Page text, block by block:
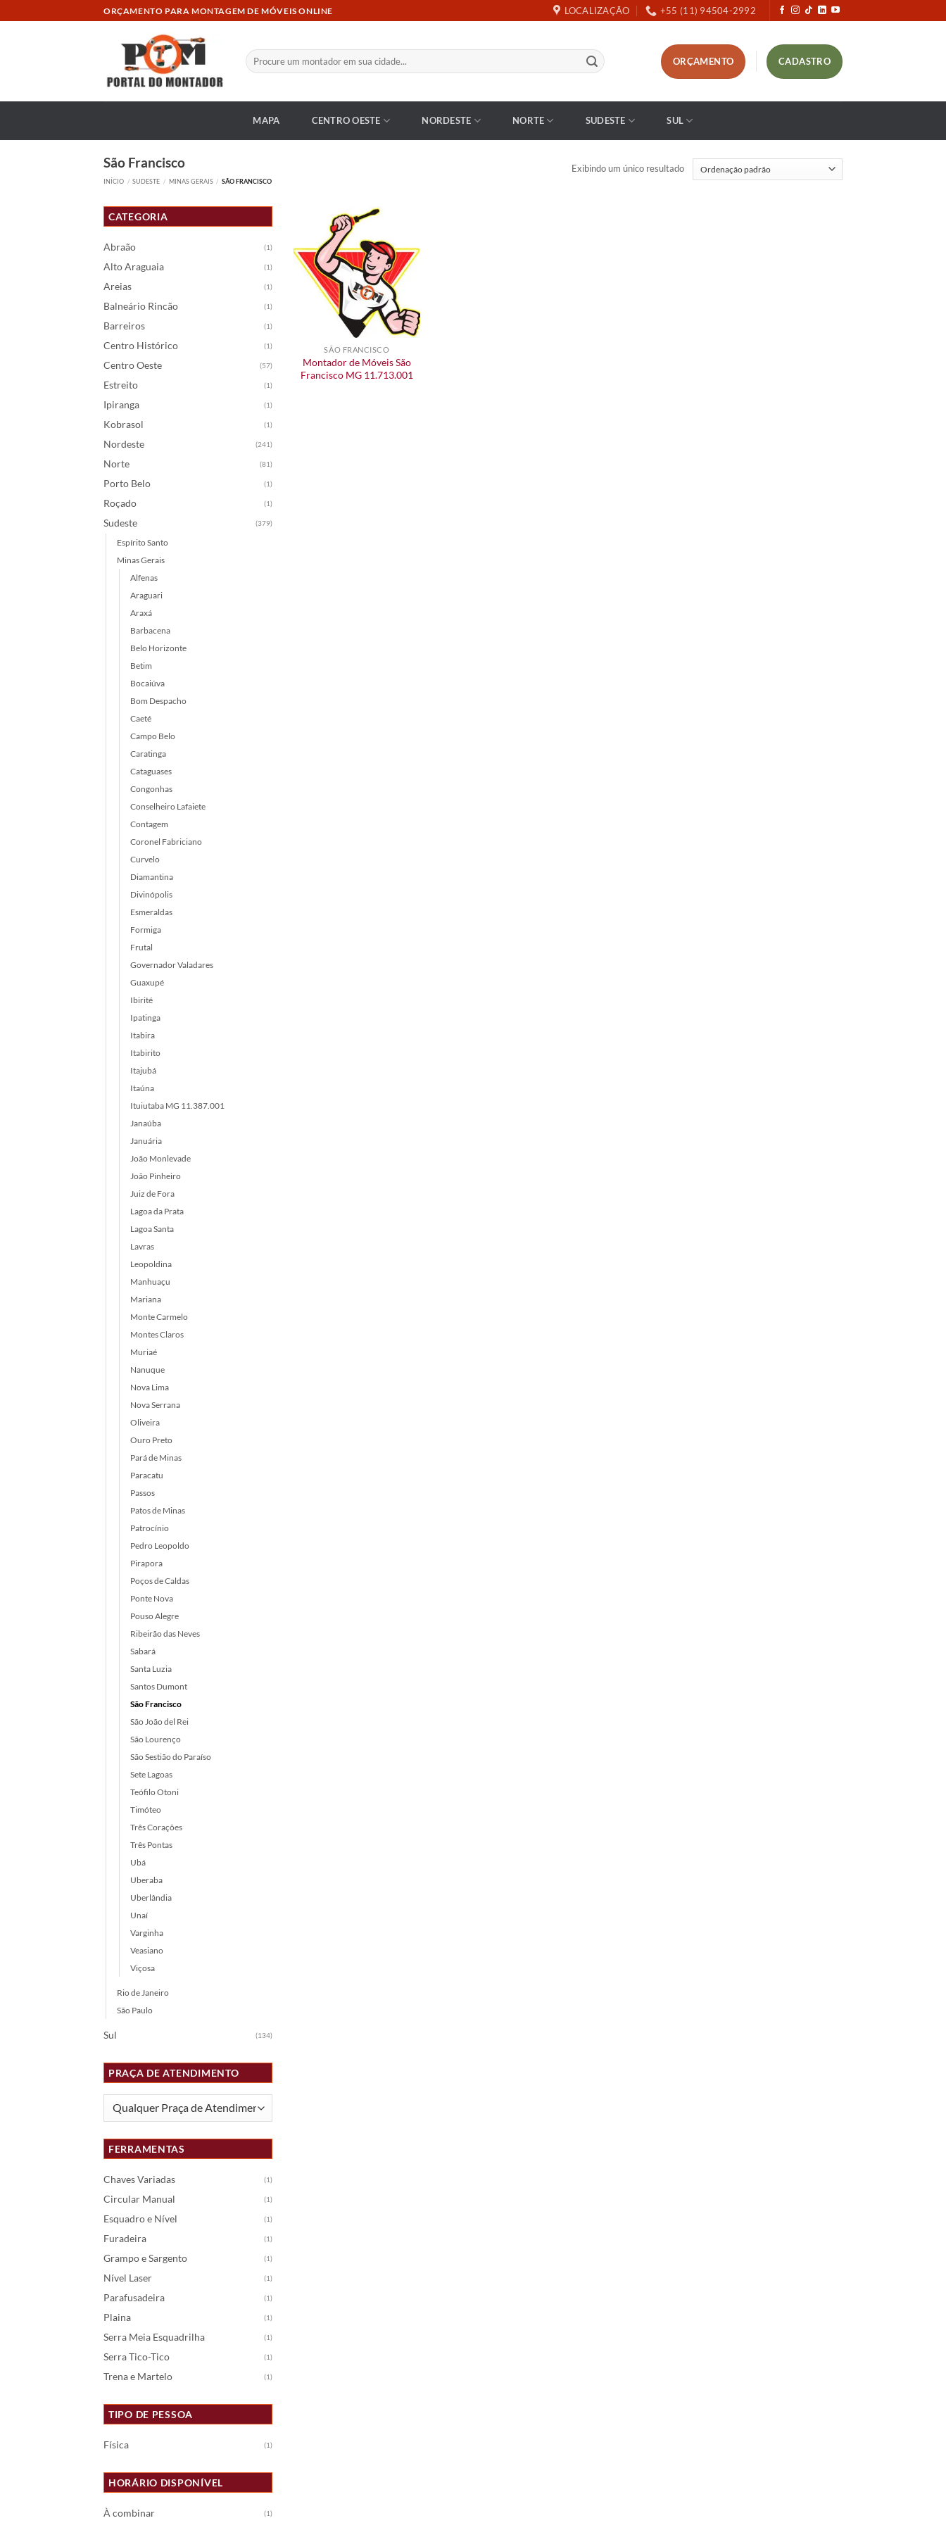
to
ORÇAMENTO PARA MONTAGEM DE MÓVEIS ONLINE LOCALIZAÇÃO +55 (11) 94504-2992
Pesquisar
por:
ORÇAMENTO CADASTRO
MAPA CENTRO OESTE NORDESTE NORTE SUDESTE SUL
São Francisco
INÍCIO / SUDESTE / MINAS GERAIS / SÃO FRANCISCO
Exibindo um único resultado
CATEGORIA
Abraão (1)
Alto Araguaia (1)
Areias (1)
Balneário Rincão (1)
Barreiros (1)
Centro Histórico (1)
Centro Oeste (57)
Estreito (1)
Ipiranga (1)
Kobrasol (1)
Nordeste (241)
Norte (81)
Porto Belo (1)
Roçado (1)
Sudeste (379)
Espírito Santo
Minas Gerais
Alfenas
Araguari
Araxá
Barbacena
Belo Horizonte
Betim
Bocaiúva
Bom Despacho
Caeté
Campo Belo
Caratinga
Cataguases
Congonhas
Conselheiro Lafaiete
Contagem
Coronel Fabriciano
Curvelo
Diamantina
Divinópolis
Esmeraldas
Formiga
Frutal
Governador Valadares
Guaxupé
Ibirité
Ipatinga
Itabira
Itabirito
Itajubá
Itaúna
Ituiutaba MG 11.387.001
Janaúba
Januária
João Monlevade
João Pinheiro
Juiz de Fora
Lagoa da Prata
Lagoa Santa
Lavras
Leopoldina
Manhuaçu
Mariana
Monte Carmelo
Montes Claros
Muriaé
Nanuque
Nova Lima
Nova Serrana
Oliveira
Ouro Preto
Pará de Minas
Paracatu
Passos
Patos de Minas
Patrocínio
Pedro Leopoldo
Pirapora
Poços de Caldas
Ponte Nova
Pouso Alegre
Ribeirão das Neves
Sabará
Santa Luzia
Santos Dumont
São Francisco
São João del Rei
São Lourenço
São Sestião do Paraíso
Sete Lagoas
Teófilo Otoni
Timóteo
Três Corações
Três Pontas
Ubá
Uberaba
Uberlândia
Unaí
Varginha
Veasiano
Viçosa
Rio de Janeiro
São Paulo
Sul (134)
PRAÇA DE ATENDIMENTO
FERRAMENTAS
Chaves Variadas (1)
Circular Manual (1)
Esquadro e Nível (1)
Furadeira (1)
Grampo e Sargento (1)
Nível Laser (1)
Parafusadeira (1)
Plaina (1)
Serra Meia Esquadrilha (1)
Serra Tico-Tico (1)
Trena e Martelo (1)
TIPO DE PESSOA
Física (1)
HORÁRIO DISPONÍVEL
À combinar (1)
SÃO FRANCISCO
Montador de Móveis São
Francisco MG 11.713.001